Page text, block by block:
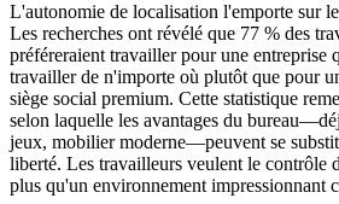
L'autonomie de localisation l'emporte sur
Les recherches ont révélé que 77 % des
préféreraient travailler pour une entreprise
travailler de n'importe où plutôt que pour
siège social premium. Cette statistique
selon laquelle les avantages du
jeux, mobilier moderne—peuvent se
liberté. Les travailleurs veulent le contrôle
plus qu'un environnement impressionnant